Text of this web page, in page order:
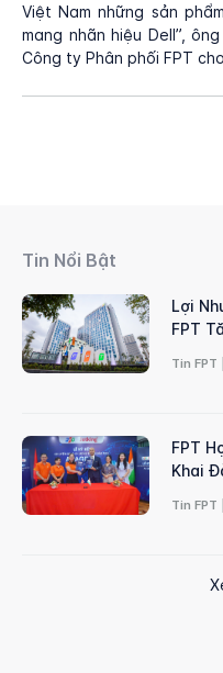
Việt Nam những sản
mang nhãn hiệu Dell”,
Công ty Phân phối FPT
Tin Nổi Bật
Lợi
FPT
Tin
FPT
Khai
Tin